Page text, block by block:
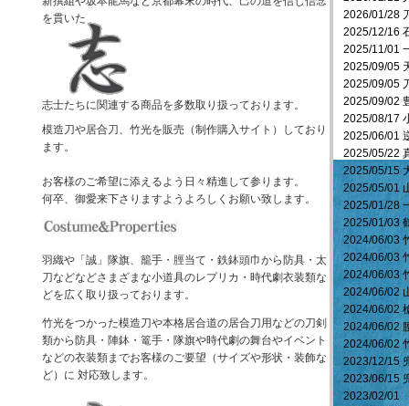
を貫いた
志士たちに関連する商品を多数取り扱っております。
模造刀や居合刀、竹光を販売（制作購入サイト）しており
ます。
お客様のご希望に添えるよう日々精進して参ります。
何卒、御愛来下さりますようよろしくお願い致します。
羽織や「誠」隊旗、籠手・脛当て・鉄鉢頭巾から防具・太
刀などなどさまざまな小道具のレプリカ・時代劇衣装類な
どを広く取り扱っております。
竹光をつかった模造刀や本格居合道の居合刀用などの刀剣
類から防具・陣鉢・篭手・隊旗や時代劇の舞台やイベント
などの衣装類までお客様のご要望（サイズや形状・装飾な
ど）に 対応致します。
2026/01/28
2025/12/16
2025/11/01
2025/09/05
2025/09/05
2025/09/02
2025/08/17
2025/06/01
2025/05/22
2025/05/15
2025/05/01
2025/01/28
2025/01/03
2024/06/03
2024/06/03
2024/06/03
2024/06/02
2024/06/02
2024/06/02
2024/06/02
2023/12/15
2023/06/15
2023/02/01